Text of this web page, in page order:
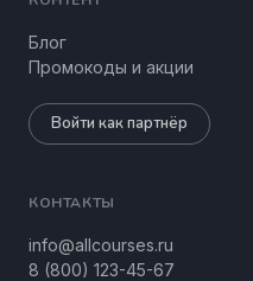
Блог
Промокоды и акции
Войти как партнёр
КОНТАКТЫ
info@allcourses.ru
8 (800) 123-45-67